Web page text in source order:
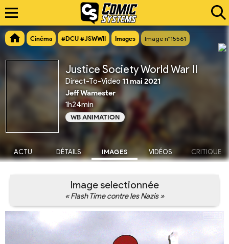
Cinéma #DCU #JSWWII Images Image n°15561
Justice Society World War II
Direct-To-Video11 mai 2021
Jeff Wamester
1h24min
WB ANIMATION
ACTU DÉTAILS IMAGES VIDÉOS CRITIQUE
Image selectionnée
« Flash Time contre les Nazis »